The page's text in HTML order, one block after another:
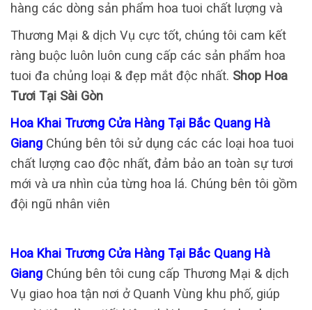
hàng các dòng sản phẩm hoa tuoi chất lượng và
Thương Mại & dịch Vụ cực tốt, chúng tôi cam kết
ràng buộc luôn luôn cung cấp các sản phẩm hoa
tuoi đa chủng loại & đẹp mắt độc nhất. Shop Hoa
Tươi Tại Sài Gòn
Hoa Khai Trương Cửa Hàng Tại Bắc Quang Hà
Giang Chúng bên tôi sử dụng các các loại hoa tuoi
chất lượng cao độc nhất, đảm bảo an toàn sự tươi
mới và ưa nhìn của từng hoa lá. Chúng bên tôi gồm
đội ngũ nhân viên
Hoa Khai Trương Cửa Hàng Tại Bắc Quang Hà
Giang Chúng bên tôi cung cấp Thương Mại & dịch
Vụ giao hoa tận nơi ở Quanh Vùng khu phố, giúp